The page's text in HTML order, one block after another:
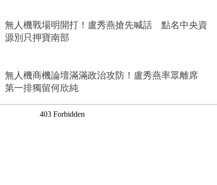
無人機戰場明開打！盧秀燕搶先喊話 點名中央資
源別只押寶南部
無人機商機論壇滿滿政治攻防！盧秀燕率眾離席
第一排獨留何欣純